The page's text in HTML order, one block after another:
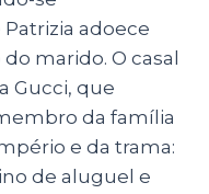
adoece
marido. O casal
Gucci, que
da família
e da trama:
de aluguel e